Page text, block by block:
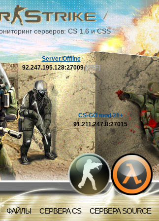
серверов: CS 1.6 и CSS
ФАЙЛЫ СЕРВЕРА CS СЕРВЕРА SOURCE
Server Offline
92.247.195.128:27009[OFF]
CS-GO mod 21+
91.211.247.8:27015